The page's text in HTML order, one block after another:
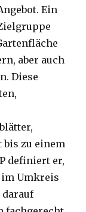
Ein
aber auch
Diese
zu einem
definiert er,
im Umkreis